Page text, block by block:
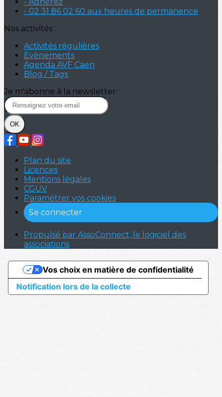
- 02 31 86 02 60 aux heures de permanence
Nos activités :
Activités régulières
Evènements
Agenda AVF Caen
Blog / Tags
Je m'abonne à la newsletter
OK
Plan du site
Licences
Mentions légales
CGUV
Paramétrer vos cookies
Se connecter
Propulsé par AssoConnect, le logiciel des
associations
Notification lors de la collecte
Vos choix en matière de confidentialité